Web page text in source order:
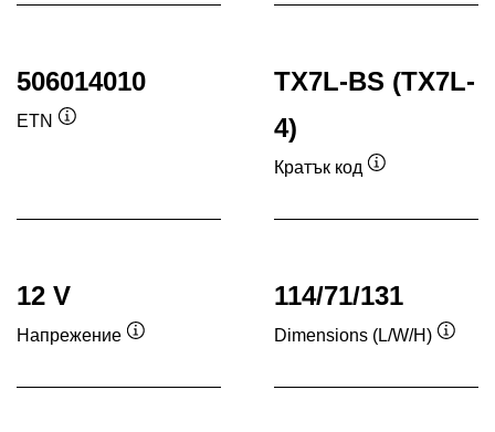
506014010
ETN
TX7L-BS (TX7L-
4)
Кратък код
12 V
Напрежение
114/71/131
Dimensions (L/W/H)